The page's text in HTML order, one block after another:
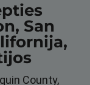
San
County,